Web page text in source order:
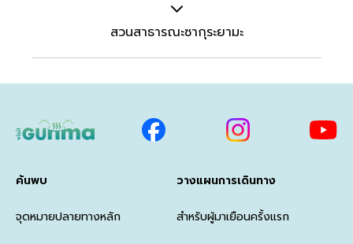
สวนสาธารณะซากุระยามะ
ค้นพบ
จุดหมายปลายทางหลัก
วางแผนการเดินทาง
สำหรับผู้มาเยือนครั้งแรก